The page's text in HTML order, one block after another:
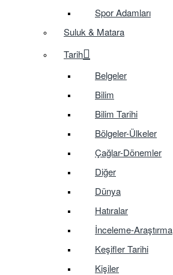
Spor Adamları
Suluk & Matara
Tarih
Belgeler
Bilim
Bilim Tarihi
Bölgeler-Ülkeler
Çağlar-Dönemler
Diğer
Dünya
Hatıralar
İnceleme-Araştırma
Keşifler Tarihi
Kişiler